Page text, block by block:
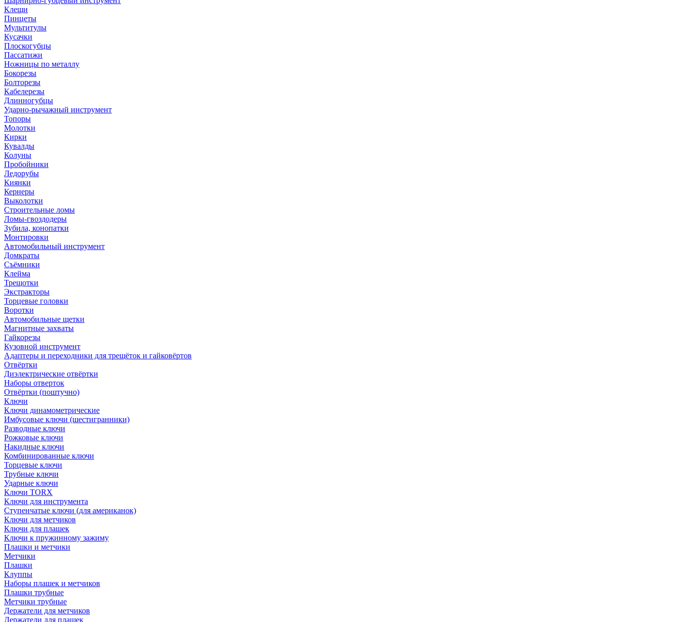
Клещи
Пинцеты
Мультитулы
Кусачки
Плоскогубцы
Пассатижи
Ножницы по металлу
Бокорезы
Болторезы
Кабелерезы
Длинногубцы
Ударно-рычажный инструмент
Топоры
Молотки
Кирки
Кувалды
Колуны
Пробойники
Ледорубы
Киянки
Кернеры
Выколотки
Строительные ломы
Ломы-гвоздодеры
Зубила, конопатки
Монтировки
Автомобильный инструмент
Домкраты
Съёмники
Клейма
Трещотки
Экстракторы
Торцевые головки
Воротки
Автомобильные щетки
Магнитные захваты
Гайкорезы
Кузовной инструмент
Адаптеры и переходники для трещёток и гайковёртов
Отвёртки
Диэлектрические отвёртки
Наборы отверток
Отвёртки (поштучно)
Ключи
Ключи динамометрические
Имбусовые ключи (шестигранники)
Разводные ключи
Рожковые ключи
Накидные ключи
Комбинированные ключи
Торцевые ключи
Трубные ключи
Ударные ключи
Ключи TORX
Ключи для инструмента
Ступенчатые ключи (для американок)
Ключи для метчиков
Ключи для плашек
Ключи к пружинному зажиму
Плашки и метчики
Метчики
Плашки
Клуппы
Наборы плашек и метчиков
Плашки трубные
Метчики трубные
Держатели для метчиков
Держатели для плашек